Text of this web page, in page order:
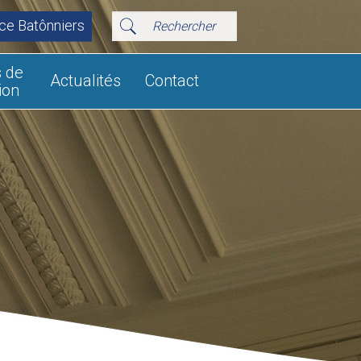
Batônniers
de
Actualités Contact
JANVIER 2016
LPA SANTÉ JEUNES
Depuis le 1er janvier 2016, dans la poursuite de